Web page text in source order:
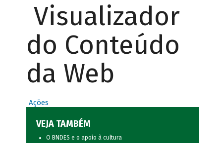
Visualizador
do Conteúdo
da Web
Ações
VEJA TAMBÉM
O BNDES e o apoio à cultura